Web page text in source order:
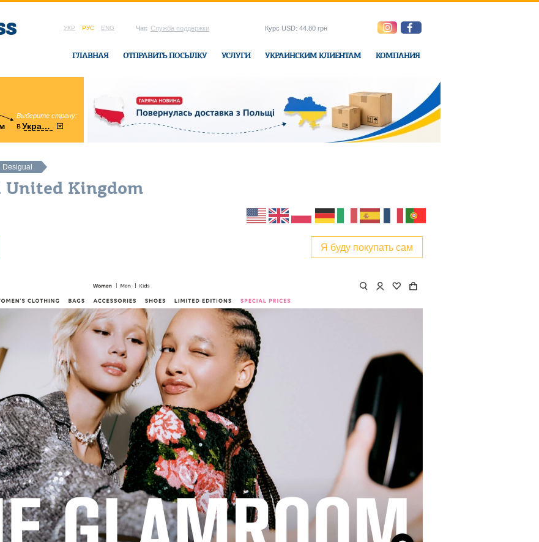
УКР РУС ENG Чат: Служба поддержки
ГЛАВНАЯ ОТПРАВИТЬ ПОСЫЛКУ УСЛУГИ УКРАИНСКИМ КЛИЕНТАМ КОМПАНИЯ
Курс USD: 44.80 грн
Выберите страну:
вУкраину
область:
Винницкая в офисе Ukraine-Express
Desigual
United Kingdom
Я буду покупать сам